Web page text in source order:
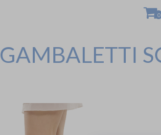
0
GAMBALETTI